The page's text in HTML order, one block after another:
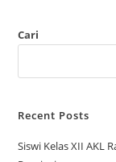
Cari
Recent Posts
Siswi Kelas XII AKL